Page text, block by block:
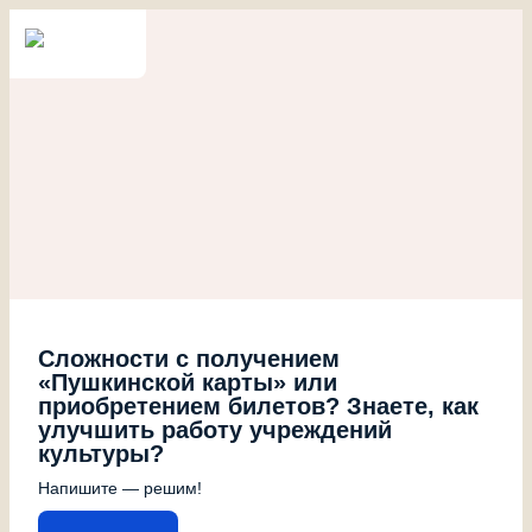
Сложности с получением
«Пушкинской карты» или
приобретением билетов? Знаете, как
улучшить работу учреждений
культуры?
Напишите — решим!